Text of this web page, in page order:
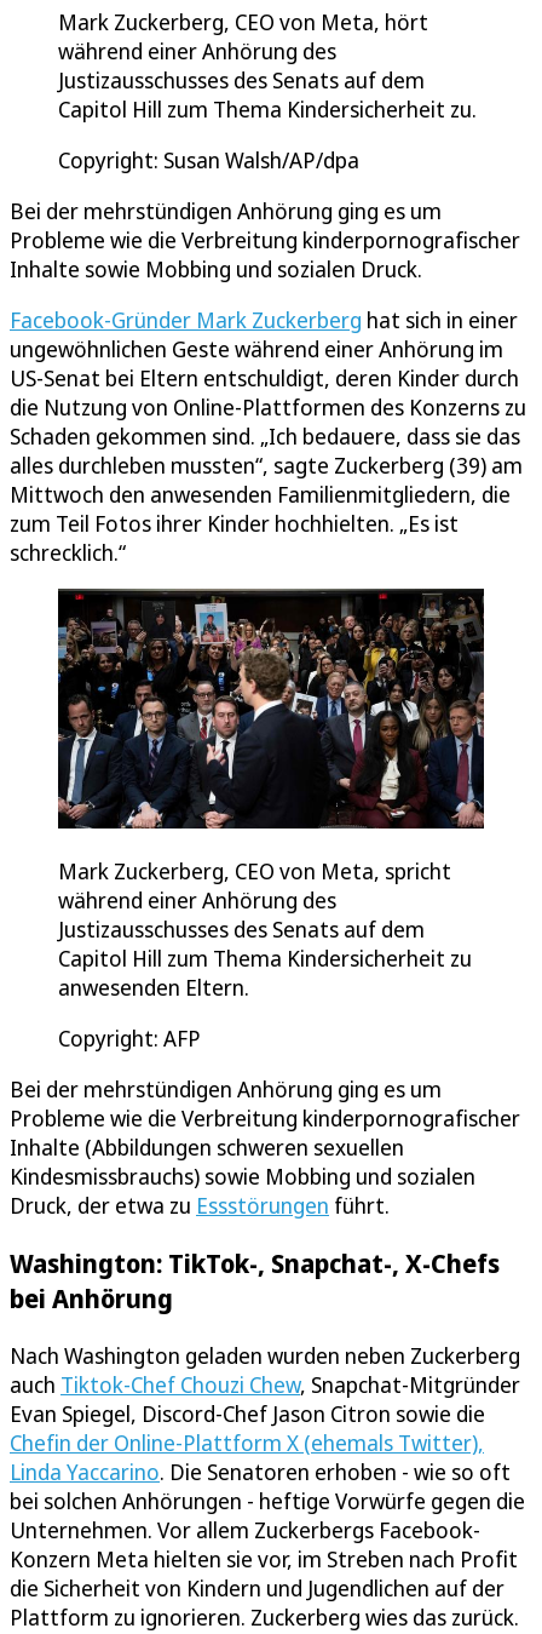
Mark Zuckerberg, CEO von Meta, hört
während einer Anhörung des
Justizausschusses des Senats auf dem
Capitol Hill zum Thema Kindersicherheit zu.
Copyright: Susan Walsh/AP/dpa
Bei der mehrstündigen Anhörung ging es um
Probleme wie die Verbreitung kinderpornografischer
Inhalte sowie Mobbing und sozialen Druck.
Facebook-Gründer Mark Zuckerberg hat sich in einer
ungewöhnlichen Geste während einer Anhörung im
US-Senat bei Eltern entschuldigt, deren Kinder durch
die Nutzung von Online-Plattformen des Konzerns zu
Schaden gekommen sind. „Ich bedauere, dass sie das
alles durchleben mussten“, sagte Zuckerberg (39) am
Mittwoch den anwesenden Familienmitgliedern, die
zum Teil Fotos ihrer Kinder hochhielten. „Es ist
schrecklich.“
Mark Zuckerberg, CEO von Meta, spricht
während einer Anhörung des
Justizausschusses des Senats auf dem
Capitol Hill zum Thema Kindersicherheit zu
anwesenden Eltern.
Copyright: AFP
Bei der mehrstündigen Anhörung ging es um
Probleme wie die Verbreitung kinderpornografischer
Inhalte (Abbildungen schweren sexuellen
Kindesmissbrauchs) sowie Mobbing und sozialen
Druck, der etwa zu Essstörungen führt.
Washington: TikTok-, Snapchat-, X-Chefs
bei Anhörung
Nach Washington geladen wurden neben Zuckerberg
auch Tiktok-Chef Chouzi Chew, Snapchat-Mitgründer
Evan Spiegel, Discord-Chef Jason Citron sowie die
Chefin der Online-Plattform X (ehemals Twitter),
Linda Yaccarino. Die Senatoren erhoben - wie so oft
bei solchen Anhörungen - heftige Vorwürfe gegen die
Unternehmen. Vor allem Zuckerbergs Facebook-
Konzern Meta hielten sie vor, im Streben nach Profit
die Sicherheit von Kindern und Jugendlichen auf der
Plattform zu ignorieren. Zuckerberg wies das zurück.